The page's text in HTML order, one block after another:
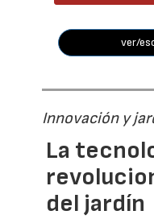
ver/
Innovación y
La
del jardín